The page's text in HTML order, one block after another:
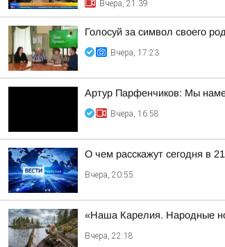
Вчера, 21:39
Голосуй за символ своего
Вчера, 17:23
Артур Парфенчиков: Мы
Вчера, 16:58
О чем расскажут сегодня в
Вчера, 20:55
«Наша Карелия. Народные
Вчера, 22:18